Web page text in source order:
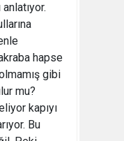
hapse
gibi
mu?
kapıyı
Bu